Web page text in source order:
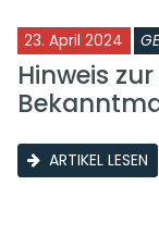
23. April 2024
Hinweis
ARTIKEL LESEN